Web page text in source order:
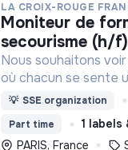
LA CROIX-ROUGE
moniteur de formation
secourisme (h/f)
Nous souhaitons
où chacun se sente
Pour cela, nous
adaptés à tous.
💡 SSE organization
Part time
1
PARIS, France